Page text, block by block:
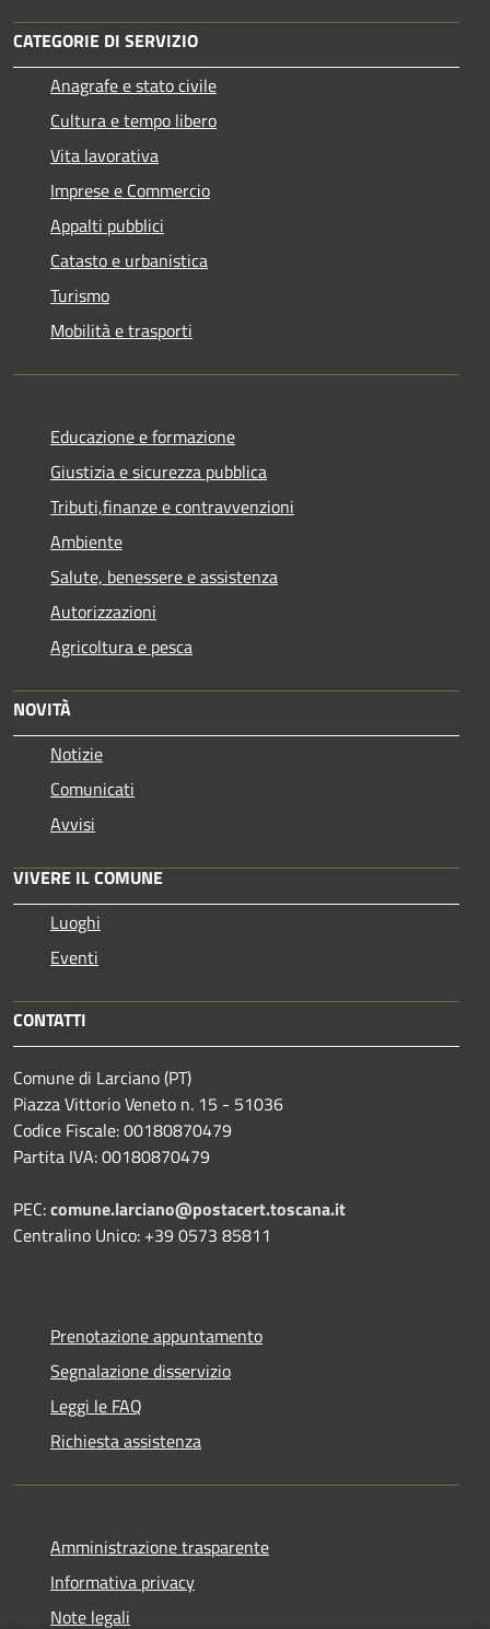
CATEGORIE DI SERVIZIO
Anagrafe e stato civile
Cultura e tempo libero
Vita lavorativa
Imprese e Commercio
Appalti pubblici
Catasto e urbanistica
Turismo
Mobilità e trasporti
Educazione e formazione
Giustizia e sicurezza pubblica
Tributi,finanze e contravvenzioni
Ambiente
Salute, benessere e assistenza
Autorizzazioni
Agricoltura e pesca
NOVITÀ
Notizie
Comunicati
Avvisi
VIVERE IL COMUNE
Luoghi
Eventi
CONTATTI
Comune di Larciano (PT)
Piazza Vittorio Veneto n. 15 - 51036
Codice Fiscale: 00180870479
Partita IVA: 00180870479
PEC:comune.larciano@postacert.toscana.it
Centralino Unico: +39 0573 85811
Prenotazione appuntamento
Segnalazione disservizio
Leggi le FAQ
Richiesta assistenza
Amministrazione trasparente
Informativa privacy
Note legali